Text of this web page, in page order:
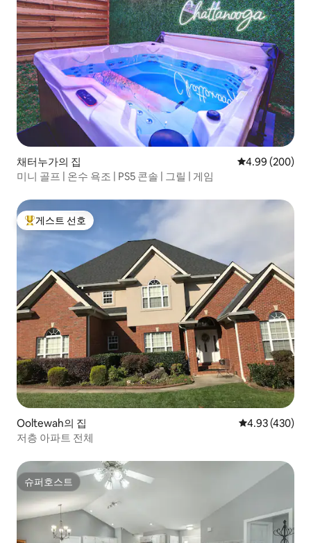
채터누가의 집 평점 4.99점(5
4.99 (200)
미니 골프 | 온수 욕조 | PS5 콘솔 | 그릴 | 게임
상위 게스트 선호
게스트 선호
Ooltewah의 집 평점 4.93점(5
4.93 (430)
저층 아파트 전체
슈퍼호스트
슈퍼호스트